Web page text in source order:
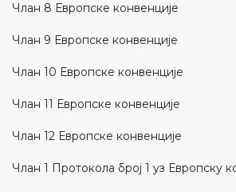
Члан 8 Европске конвенције
Члан 9 Европске конвенције
Члан 10 Европске конвенције
Члан 11 Европске конвенције
Члан 12 Европске конвенције
Члан 1 Протокола број 1 уз Европску